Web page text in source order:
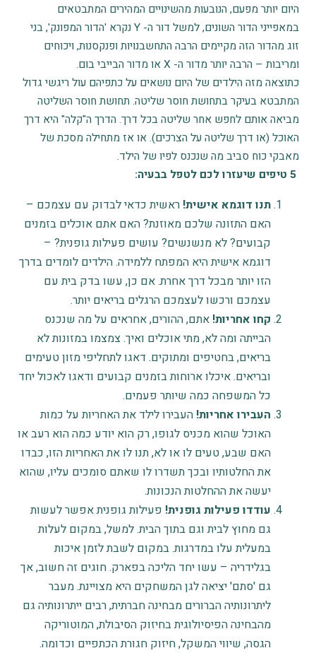
היום יותר מפעם, הנובעות מהשינויים המהירים המתבטאים
במאפייני הדור השונים, למשל דור ה- Y נקרא 'הדור המפונק', בני
זוג מהדור הזה מקיימים הרבה התחשבנויות ופנקסנות, ויכוחים
ומריבות – הרבה יותר מדור ה- X או מדור הבייבי בום.
כתוצאה מזה הילדים של היום נושאים על כתפיהם עול ריגשי גדול
המתבטא בעיקר בתחושת חוסר שליטה. תחושת חוסר השליטה
מביאה אותם לחפש אחר שליטה בכל דרך. הדרך ה"קלה" היא דרך
האוכל (או דרך שליטה על הצרכים). או אז מתחילה מסכת של
מאבקי כוח סביב מה שנכנס לפיו של הילד.
תנו דוגמא אישית! ראשית כדאי לבדוק עם עצמכם –
האם התזונה שלכם מאוזנת? האם אתם אוכלים בזמנים
קבועים? לא מנשנשים? עושים פעילות גופנית? –
דוגמא אישית היא המפתח ללמידה. הילדים לומדים בדרך
הזו יותר מבכל דרך אחרת. אם כן, עשו בדק בית עם
עצמכם ורכשו לעצמכם הרגלים בריאים יותר.
קחו אחריות! אתם, ההורים, אחראים על מה שנכנס
הבייתה ומה לא, מתי אוכלים ואיך. צמצמו במזונות לא
בריאים, בחטיפים ומתוקים. דאגו לתחליפי מזון טעימים
ובריאים. איכלו ארוחות בזמנים קבועים ודאגו לאכול יחד
כל המשפחה כמה שיותר פעמים.
העבירו אחריות! העבירו לילד את האחריות על כמות
האוכל שהוא מכניס לגופו, רק הוא יודע כמה הוא רעב או
האם שבע, טעים לו או לא, תנו לו את האחריות הזו, כבדו
את החלטותיו ובכך תשדרו לו שאתם סומכים עליו, שהוא
יעשה את ההחלטות הנכונות.
עודדו פעילות גופנית! פעילות גופנית אפשר לעשות
גם מחוץ לבית וגם בתוך הבית. למשל, במקום לעלות
במעלית עלו במדרגות. במקום לשבת לזמן איכות
בגלידריה – עשו יחד הליכה בפארק. חוגים זה חשוב, אך
גם 'סתם' יציאה לגן המשחקים היא מצויינת. מעבר
ליתרונותיה הברורים מבחינה חברתית, רבים ייתרונותיה גם
מהבחינה הפיסיולוגית בחיזוק הסיבולת, המוטוריקה
הגסה, שיווי המשקל, חיזוק חגורת הכתפיים וכדומה.